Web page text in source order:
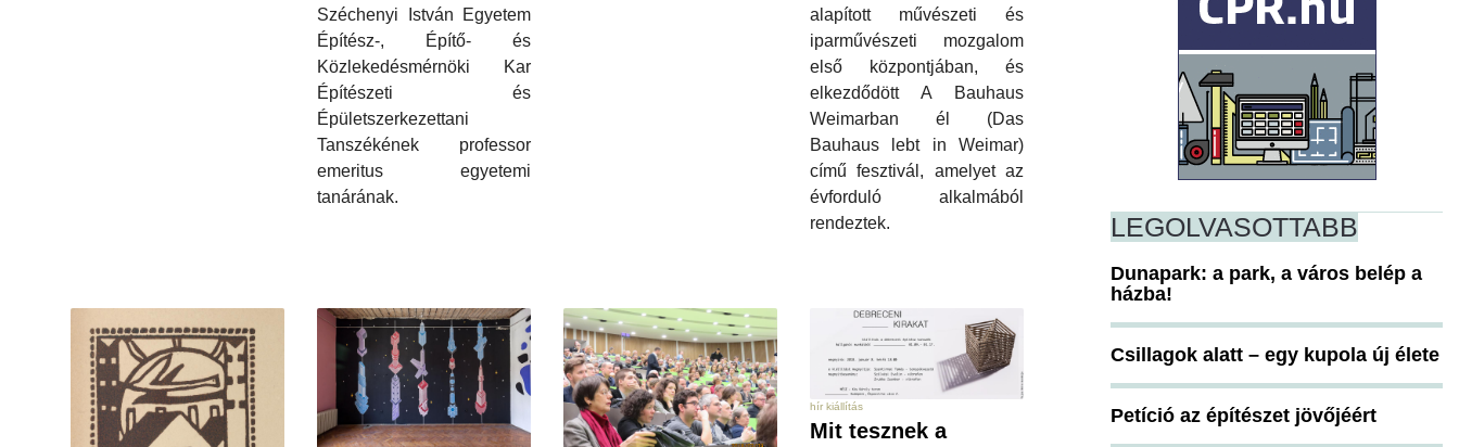
Széchenyi István Egyetem
Építész-, Építő- és
Közlekedésmérnöki Kar
Építészeti és
Épületszerkezettani
Tanszékének professor
emeritus egyetemi
tanárának.
alapított művészeti és
iparművészeti mozgalom
első központjában, és
elkezdődött A Bauhaus
Weimarban él (Das
Bauhaus lebt in Weimar)
című fesztivál, amelyet az
évforduló alkalmából
rendeztek.
hír kiállítás
Mit tesznek a
LEGOLVASOTTABB
Dunapark: a park, a város belép a
házba!
Csillagok alatt – egy kupola új élete
Petíció az építészet jövőjéért